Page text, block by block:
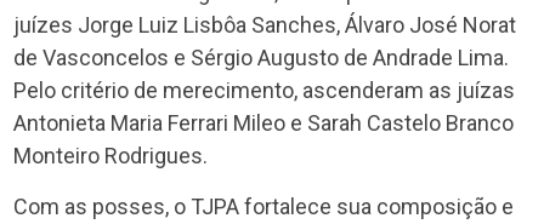
juízes Jorge Luiz Lisbôa Sanches, Álvaro José Norat
de Vasconcelos e Sérgio Augusto de Andrade Lima.
Pelo critério de merecimento, ascenderam as juízas
Antonieta Maria Ferrari Mileo e Sarah Castelo Branco
Monteiro Rodrigues.
Com as posses, o TJPA fortalece sua composição e